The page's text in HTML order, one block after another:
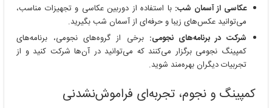
عکاسی از آسمان شب: با استفاده از دوربین عکاسی و تجهیزات مناسب،
می‌توانید عکس‌های زیبا و حرفه‌ای از آسمان شب بگیرید.
شرکت در برنامه‌های نجومی: برخی از گروه‌های نجومی، برنامه‌های
کمپینگ نجومی برگزار می‌کنند که می‌توانید در آن‌ها شرکت کنید و از
تجربیات دیگران بهره‌مند شوید.
کمپینگ و نجوم، تجربه‌ای فراموش‌نشدنی